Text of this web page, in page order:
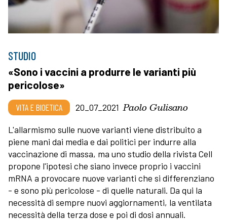
STUDIO
«Sono i vaccini a produrre le varianti più
pericolose»
VITA E BIOETICA 20_07_2021 Paolo Gulisano
L'allarmismo sulle nuove varianti viene distribuito a
piene mani dai media e dai politici per indurre alla
vaccinazione di massa, ma uno studio della rivista Cell
propone l'ipotesi che siano invece proprio i vaccini
mRNA a provocare nuove varianti che si differenziano
- e sono più pericolose - di quelle naturali. Da qui la
necessità di sempre nuovi aggiornamenti, la ventilata
necessità della terza dose e poi di dosi annuali.